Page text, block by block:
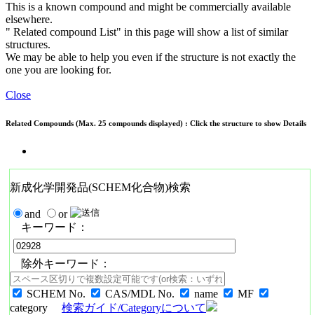
This is a known compound and might be commercially available
elsewhere.
" Related compound List" in this page will show a list of similar
structures.
We may be able to help you even if the structure is not exactly the
one you are looking for.
Close
Related Compounds (Max. 25 compounds displayed) : Click the structure to show Details
新成化学開発品(SCHEM化合物)検索
and
or
キーワード：
除外キーワード：
SCHEM No. CAS/MDL No. name
MF
category
検索ガイド/Categoryについて